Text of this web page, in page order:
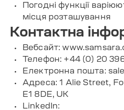
Погодні функції
місця розташування
Контактна
Вебсайт:
Телефон: +44 (0) 20
Електронна пошта:
Адреса: 1 Alie Street,
E1 8DE, UK
LinkedIn: